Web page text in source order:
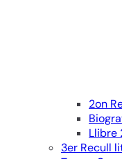
2on
Llibre
3er Recull